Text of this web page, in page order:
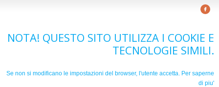
NOTA! QUESTO SITO UTILIZZA I COOKIE E
TECNOLOGIE SIMILI.
Se non si modificano le impostazioni del browser, l'utente accetta. Per saperne
di piu'